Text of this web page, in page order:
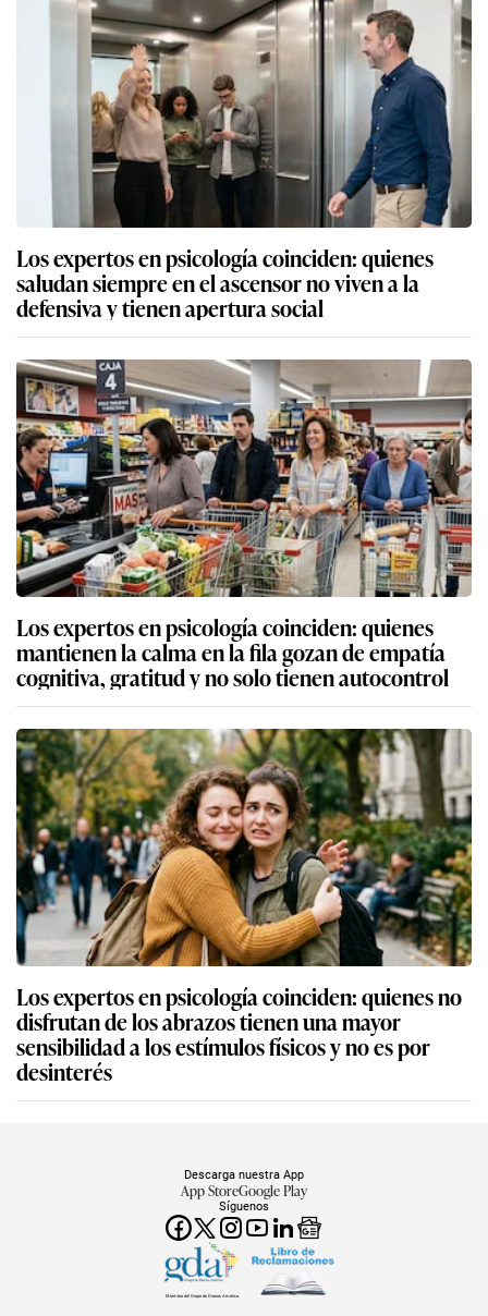
Los expertos en psicología coinciden: quienes
saludan siempre en el ascensor no viven a la
defensiva y tienen apertura social
Los expertos en psicología coinciden: quienes
mantienen la calma en la fila gozan de empatía
cognitiva, gratitud y no solo tienen autocontrol
Los expertos en psicología coinciden: quienes no
disfrutan de los abrazos tienen una mayor
sensibilidad a los estímulos físicos y no es por
desinterés
Síguenos
Descarga nuestra App
App StoreGoogle Play
Miembro del Grupo de Diarios América